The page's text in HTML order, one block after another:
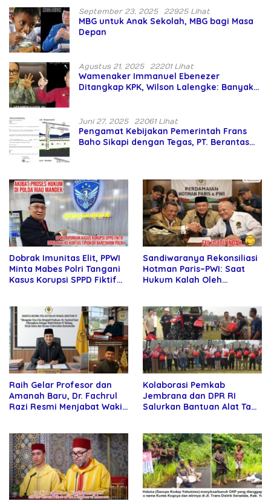
September 23, 2025 22925 Lihat
MBG untuk Anak Sekolah, MBG bagi Masa
Depan
Agustus 21, 2025 22201 Lihat
Wamenaker Immanuel Ebenezer
Ditangkap KPK, Wilson Lalengke: Banyak
Juni 27, 2025 22061 Lihat
Pengamat Kebijakan Pemerintah Frans
Baho Sikapi dengan Tegas, PT. Berantas
Dobrak Imunitas Elit, PPWI
Minta Mabes Polri Tangani
Kasus Korupsi SPPD Fiktif
Sandiwaranya Rekonsiliasi
Hotman Paris–PWI: Saat
Hukum Kalah Oleh
Raih Gelar Profesor dan
Amanah Baru, Dr. Fachrul
Razi Resmi Menjabat Wakil
Kolaborasi Pemkab
Jembrana dan DPR RI
Salurkan Bantuan Alat Tani